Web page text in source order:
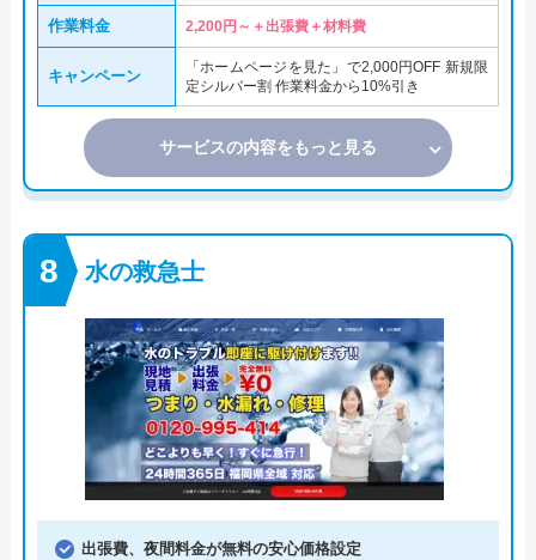
作業料金 2,200円～＋出張費＋材料費
キャンペーン
「ホームページを見た」で2,000円OFF 新規限
定シルバー割 作業料金から10%引き
サービスの内容をもっと見る
水の救急士
出張費、夜間料金が無料の安心価格設定